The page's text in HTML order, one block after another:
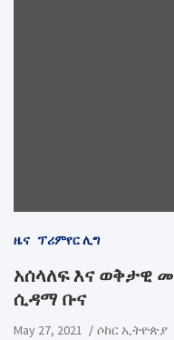
ዜና ፕሪምየር ሊግ
አሰላለፍ እና ወቅታዊ
ሲዳማ ቡና
May 27, 2021 ሶከር ኢትዮጵያ